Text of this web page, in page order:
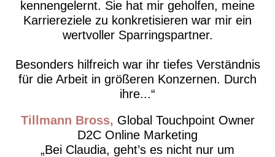
kennengelernt. Sie hat mir geholfen, meine
Karriereziele zu konkretisieren war mir ein
wertvoller Sparringspartner.
Besonders hilfreich war ihr tiefes Verständnis
für die Arbeit in größeren Konzernen. Durch
ihre...
Tillmann Bross
Global Touchpoint Owner
D2C Online Marketing
Bei Claudia, geht’s es nicht nur um